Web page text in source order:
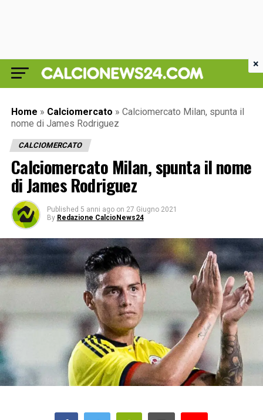
Home » Calciomercato » Calciomercato Milan, spunta il
nome di James Rodriguez
CALCIOMERCATO
Calciomercato Milan, spunta il nome
di James Rodriguez
Published 5 anni ago on 27 Giugno 2021
By Redazione CalcioNews24
×